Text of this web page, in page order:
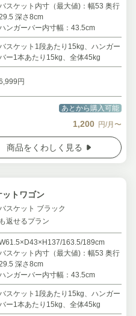
スケット内寸（最大値)：幅53 奥行
深さ8cm
ンガーバー内寸幅：43.5cm
スケット1段あたり15kg、ハンガー
ー1本あたり15kg、全体45kg
円
あとから購入可能
1,200 円/月〜
商品をくわしく見る
ットワゴン
スケット ブラック
返せるプラン
163.5/189cm
スケット内寸（最大値)：幅53 奥行
深さ8cm
ンガーバー内寸幅：43.5cm
スケット1段あたり15kg、ハンガー
ー1本あたり15kg、全体45kg